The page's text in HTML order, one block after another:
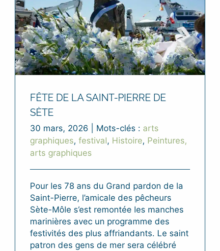
FÊTE DE LA SAINT-PIERRE DE
SÈTE
30 mars, 2026 Mots-clés : arts
graphiques, festival, Histoire, Peintures,
arts graphiques
Pour les 78 ans du Grand pardon de la
Saint-Pierre, l’amicale des pêcheurs
Sète-Môle s’est remontée les manches
marinières avec un programme des
festivités des plus affriandants. Le saint
patron des gens de mer sera célébré